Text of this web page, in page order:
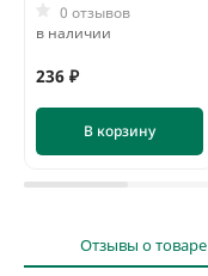
0 отзывов
в наличии
236 ₽
В корзину
Отзывы о товаре